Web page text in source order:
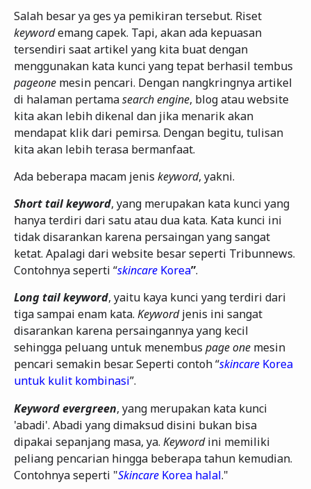
Salah besar ya ges ya pemikiran tersebut. Riset
keywordemang capek. Tapi, akan ada kepuasan
tersendiri saat artikel yang kita buat dengan
menggunakan kata kunci yang tepat berhasil tembus
pageonemesin pencari. Dengan nangkringnya artikel
di halaman pertamasearch engine, blog atau website
kita akan lebih dikenal dan jika menarik akan
mendapat klik dari pemirsa. Dengan begitu, tulisan
kita akan lebih terasa bermanfaat.
Ada beberapa macam jenis keyword, yakni.
Short tail keyword, yang merupakan kata kunci yang
hanya terdiri dari satu atau dua kata. Kata kunci ini
tidak disarankan karena persaingan yang sangat
ketat. Apalagi dari website besar seperti Tribunnews.
Contohnya seperti “skincareKorea”.
Long tail keyword, yaitu kaya kunci yang terdiri dari
tiga sampai enam kata. Keywordjenis ini sangat
disarankan karena persaingannya yang kecil
sehingga peluang untuk menembus page onemesin
pencari semakin besar. Seperti contoh “skincareKorea
untuk kulit kombinasi”.
Keyword evergreen, yang merupakan kata kunci
'abadi'. Abadi yang dimaksud disini bukan bisa
dipakai sepanjang masa, ya. Keywordini memiliki
peliang pencarian hingga beberapa tahun kemudian.
Contohnya seperti "SkincareKorea halal."